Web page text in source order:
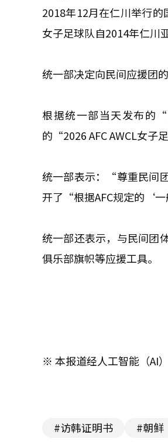
2018年12月在仁川举行
女子足球队自2014年仁川
统一部决定向民间应援团
根据统一部当天发布的
的“2026 AFC AWCL女子
统一部表示：“尊重民间
开了“根据AFC规定的‘
统一部还表示，与民间团
俱乐部旗帜等应援工具。
※ 本报道经人工智能（AI
#访韩证明书 #朝鲜